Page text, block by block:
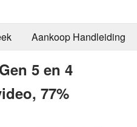
Aankoop Handleiding
5 en 4
77%